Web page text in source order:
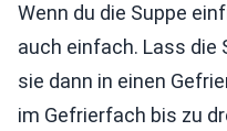
Wenn du die Suppe
auch einfach. Lass die
sie dann in einen
im Gefrierfach bis zu